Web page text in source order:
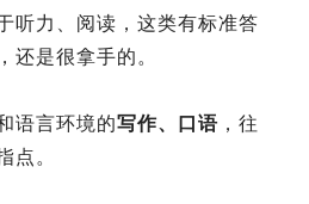
听力、阅读，这类有标准答
还是很拿手的。
语言环境的写作、口语 ，往
点。